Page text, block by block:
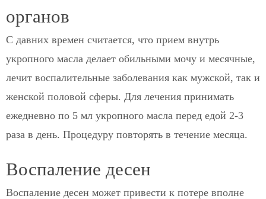
органов
С давних времен считается, что прием внутрь
укропного масла делает обильными мочу и месячные,
лечит воспалительные заболевания как мужской, так и
женской половой сферы. Для лечения принимать
ежедневно по 5 мл укропного масла перед едой 2-3
раза в день. Процедуру повторять в течение месяца.
Воспаление десен
Воспаление десен может привести к потере вполне